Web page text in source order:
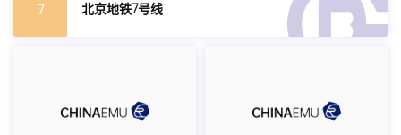
7 北京地铁7号线